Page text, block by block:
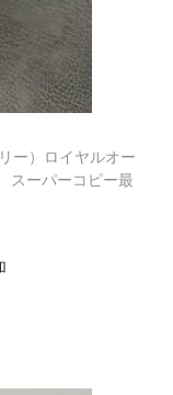
ー）ロイヤルオー
ーパーコピー最